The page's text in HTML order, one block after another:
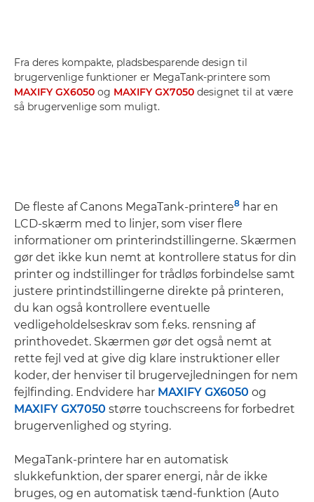
Fra deres kompakte, pladsbesparende design til
brugervenlige funktioner er MegaTank-printere som
MAXIFY GX6050 og MAXIFY GX7050 designet til at være
så brugervenlige som muligt.
De fleste af Canons MegaTank-printere8 har en
LCD-skærm med to linjer, som viser flere
informationer om printerindstillingerne. Skærmen
gør det ikke kun nemt at kontrollere status for din
printer og indstillinger for trådløs forbindelse samt
justere printindstillingerne direkte på printeren,
du kan også kontrollere eventuelle
vedligeholdelseskrav som f.eks. rensning af
printhovedet. Skærmen gør det også nemt at
rette fejl ved at give dig klare instruktioner eller
koder, der henviser til brugervejledningen for nem
fejlfinding. Endvidere har MAXIFY GX6050 og
MAXIFY GX7050 større touchscreens for forbedret
brugervenlighed og styring.
MegaTank-printere har en automatisk
slukkefunktion, der sparer energi, når de ikke
bruges, og en automatisk tænd-funktion (Auto